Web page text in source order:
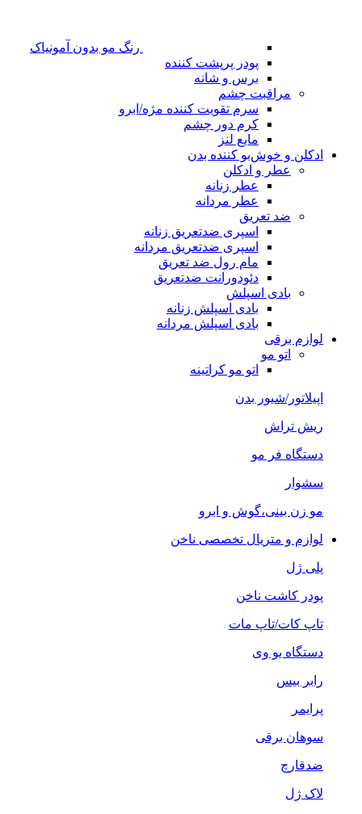
رنگ مو بدون آمونیاک
پودر پرپشت کننده
برس و شانه
مراقبت چشم
سرم تقویت کننده مژه/ابرو
کرم دور چشم
مایع لنز
ادکلن و خوش‌بو کننده بدن
عطر و ادکلن
عطر زنانه
عطر مردانه
ضد تعریق
اسپری ضدتعریق زنانه
اسپری ضدتعریق مردانه
مام رول ضد تعریق
دئودورانت ضدتعریق
بادی اسپلش
بادی اسپلش زنانه
بادی اسپلش مردانه
لوازم برقی
اتو مو
اتو مو کراتینه
اپیلاتور/شیور بدن
ریش تراش
دستگاه فر مو
سشوار
مو زن بینی،گوش و ابرو
لوازم و متریال تخصصی ناخن
پلی ژل
پودر کاشت ناخن
تاپ کات/تاپ مات
دستگاه یو وی
رابر بیس
پرایمر
سوهان برقی
ضدقارچ
لاک ژل